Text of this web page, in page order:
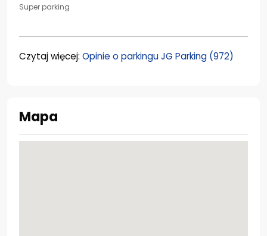
Super parking
Czytaj więcej: Opinie o parkingu JG Parking (972)
Mapa